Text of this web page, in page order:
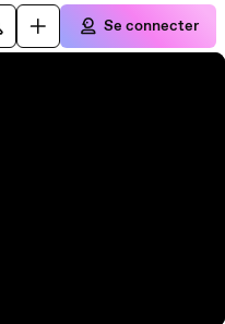
Se connecter